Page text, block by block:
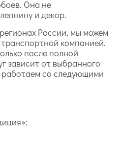
Она не
и декор.
России, мы можем
компанией.
после полной
зависит от выбранного
со следующими